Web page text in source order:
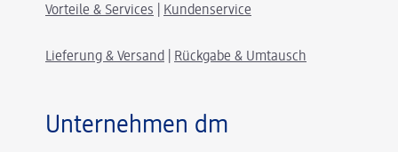
Vorteile & Services Kundenservice
Lieferung & Versand Rückgabe & Umtausch
Unternehmen dm